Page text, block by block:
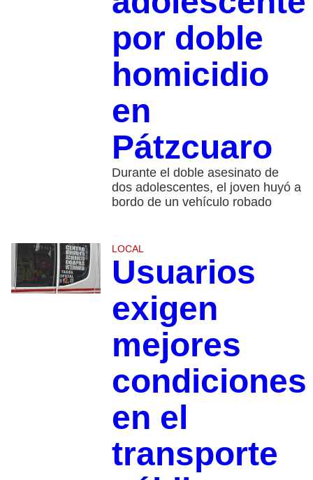
por doble
homicidio
en
Pátzcuaro
Durante el doble asesinato de
dos adolescentes, el joven huyó a
bordo de un vehículo robado
LOCAL
Usuarios
exigen
mejores
condiciones
en el
transporte